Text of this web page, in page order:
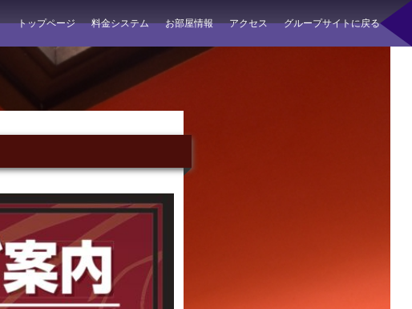
トップページ 料金システム お部屋情報 アクセス グループサイトに戻る